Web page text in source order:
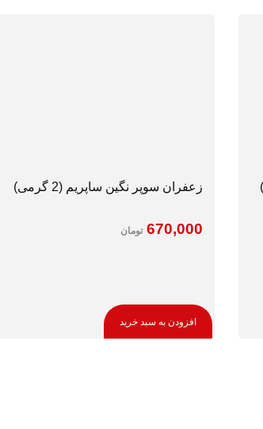
زعفران سوپر نگین ساپریم (2 گرمی)
670,000 تومان
افزودن به سبد خرید